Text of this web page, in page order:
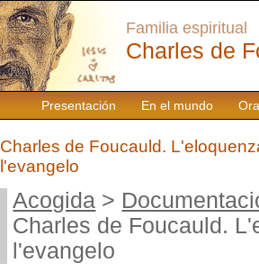
Presentación En el mundo
Familia espiritual
Charles de
Charles de Foucauld.
l'evangelo
Acogida >
Charles de Foucauld.
l'evangelo